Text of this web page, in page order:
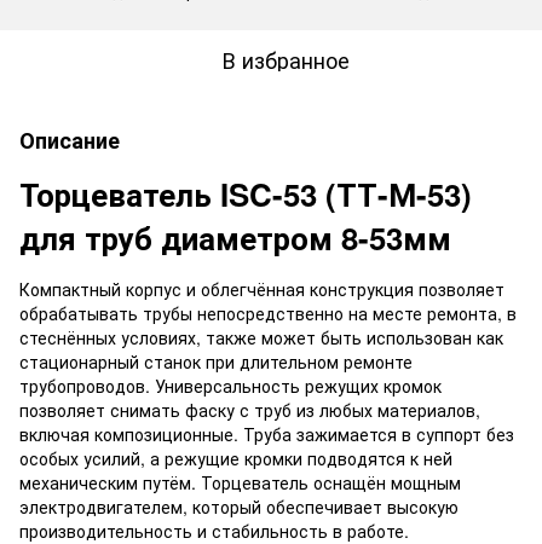
В избранное
Описание
Торцеватель ISC-53 (ТТ-М-53)
для труб диаметром 8-53мм
Компактный корпус и облегчённая конструкция позволяет
обрабатывать трубы непосредственно на месте ремонта, в
стеснённых условиях, также может быть использован как
стационарный станок при длительном ремонте
трубопроводов. Универсальность режущих кромок
позволяет снимать фаску с труб из любых материалов,
включая композиционные. Труба зажимается в суппорт без
особых усилий, а режущие кромки подводятся к ней
механическим путём. Торцеватель оснащён мощным
электродвигателем, который обеспечивает высокую
производительность и стабильность в работе.